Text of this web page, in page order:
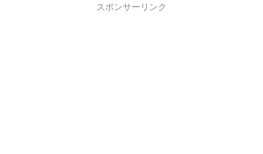
スポンサーリンク